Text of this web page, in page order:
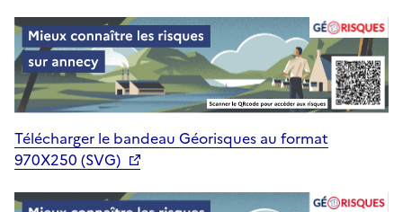
Télécharger le bandeau Géorisques au format
970X250 (SVG)